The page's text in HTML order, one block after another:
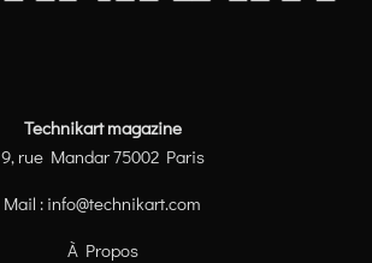
Technikart magazine
9, rue Mandar 75002 Paris
Mail : info@technikart.com
À Propos